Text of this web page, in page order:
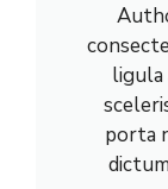
ligula
porta